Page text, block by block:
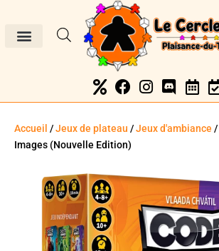
Accueil /Jeux de plateau /Jeux d'ambiance /
Images (Nouvelle Edition)